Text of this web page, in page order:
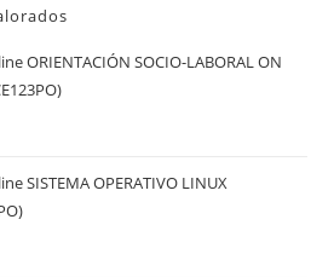
ORIENTACIÓN SOCIO-LABORAL ON
SISTEMA OPERATIVO LINUX